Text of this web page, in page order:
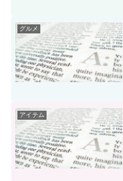
グルメ
アイテム